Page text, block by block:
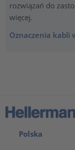
rozwiązań do
więcej.
Oznaczenia kabli
Polska